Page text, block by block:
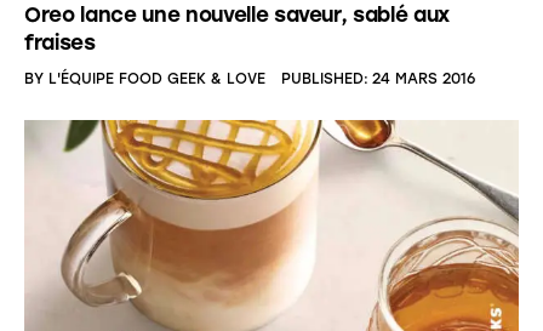
Oreo lance une nouvelle saveur, sablé aux
fraises
BY L'ÉQUIPE FOOD GEEK & LOVE PUBLISHED: 24 MARS 2016